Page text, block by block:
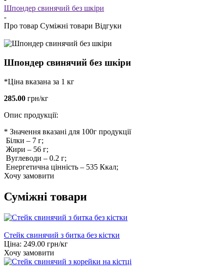
Шпондер свинячий без шкіри
-
Про товар Суміжні товари Відгуки
Шпондер свинячий без шкіри
*Ціна вказана за 1 кг
285.00 грн/кг
Опис продукції:
* Значення вказані для 100г продукції
Білки – 7 г;
Жири – 56 г;
Вуглеводи – 0.2 г;
Енергетична цінність – 535 Ккал;
Хочу замовити
Суміжні товари
Стейк свинячий з битка без кістки
Ціна: 249.00 грн/кг
Хочу замовити